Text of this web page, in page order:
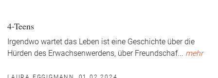
4-Teens
Irgendwo wartet das Leben ist eine Geschichte über die
Hürden des Erwachsenwerdens, über Freundschaf... mehr